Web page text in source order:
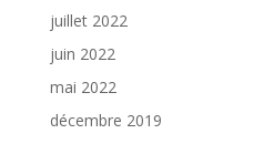
juillet 2022
juin 2022
mai 2022
décembre 2019